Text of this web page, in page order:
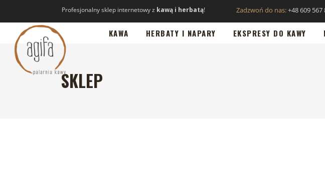
Profesjonalny sklep internetowy z kawą i herbatą! Zadzwoń do nas:+48 609 567
KAWA HERBATY I NAPARY EKSPRESY DO KAWY
SKLEP